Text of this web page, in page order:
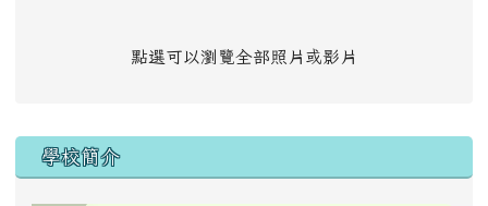
點選可以瀏覽全部照片或影片
學校簡介